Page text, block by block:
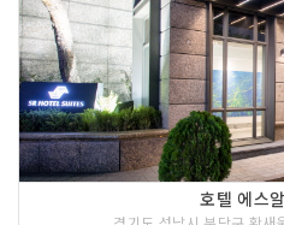
호텔 에스